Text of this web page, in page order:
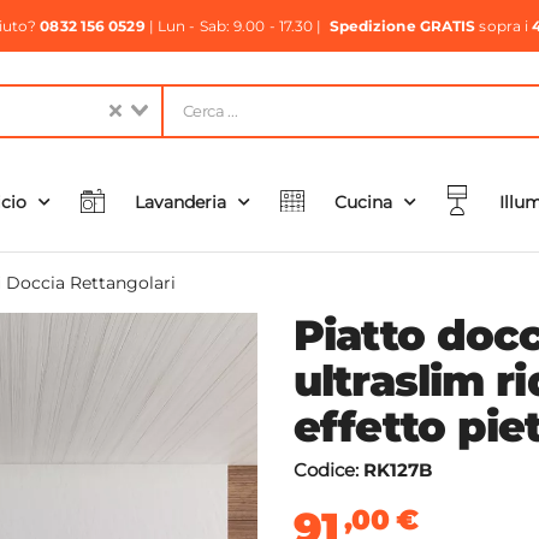
0832 156 0529| Lun - Sab: 9.00 - 17.30 | Spedizione GRATIS sopra i
Lavanderia Cucina
Doccia Rettangolari
Piatto
ultraslim
effetto
Codice: RK127B
,00€